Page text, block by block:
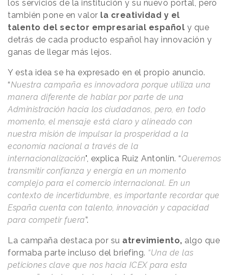
los servicios de la institución y su nuevo portal, pero
también pone en valor la creatividad y el
talento del sector empresarial español y que
detrás de cada producto español hay innovación y
ganas de llegar más lejos.
Y esta idea se ha expresado en el propio anuncio.
“Nuestra campaña es innovadora porque utiliza una
manera diferente de hablar por parte de una
Administración hacia los ciudadanos, pero, en todo
momento, el mensaje está claro y alineado con
nuestra misión de impulsar la prosperidad a la
economía nacional a través de la
internacionalización", explica Ruiz Antonlín. “Queremos
transmitir confianza y energía en un momento
complejo para el comercio internacional. En un
contexto de incertidumbre, es importante recordar que
España cuenta con talento, innovación y capacidad
para competir fuera”.
La campaña destaca por su atrevimiento, algo que
formaba parte incluso del briefing. “Una de las
peticiones clave que nos hacía ICEX para esta